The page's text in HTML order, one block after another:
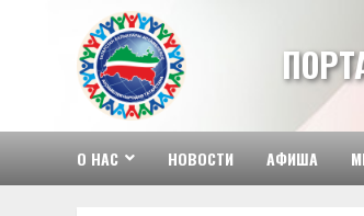
содержимому
О НАС НОВОСТИ АФИША